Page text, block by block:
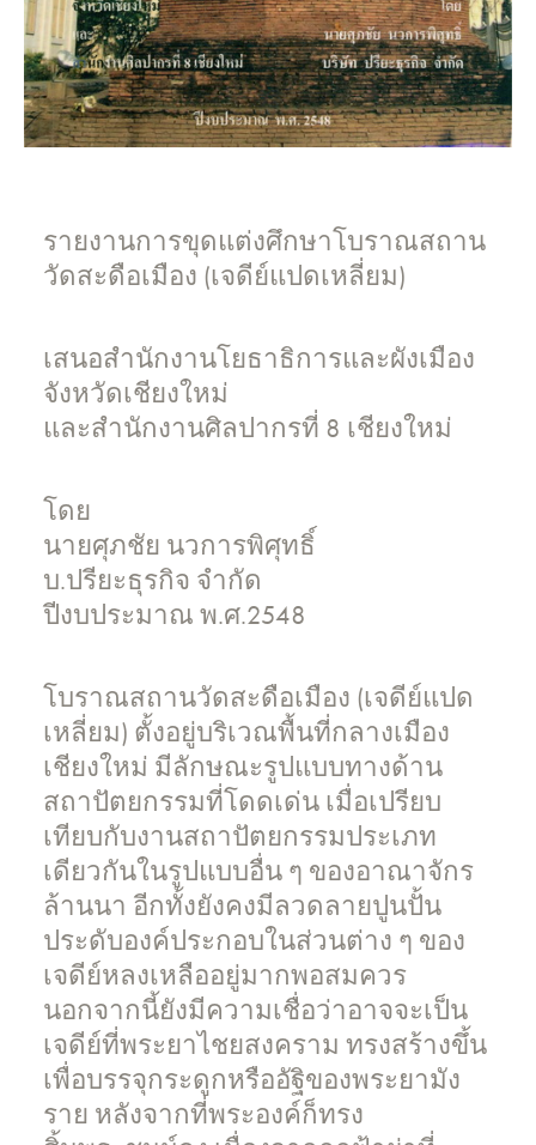
รายงานการขุดแต่งศึกษาโบราณสถาน
วัดสะดือเมือง (เจดีย์แปดเหลี่ยม)
เสนอสำนักงานโยธาธิการและผังเมือง
จังหวัดเชียงใหม่
และสำนักงานศิลปากรที่ 8 เชียงใหม่
โดย
นายศุภชัย นวการพิศุทธิ์
บ.ปรียะธุรกิจ จำกัด
ปีงบประมาณ พ.ศ.2548
โบราณสถานวัดสะดือเมือง (เจดีย์แปด
เหลี่ยม) ตั้งอยู่บริเวณพื้นที่กลางเมือง
เชียงใหม่ มีลักษณะรูปแบบทางด้าน
สถาปัตยกรรมที่โดดเด่น เมื่อเปรียบ
เทียบกับงานสถาปัตยกรรมประเภท
เดียวกันในรูปแบบอื่น ๆ ของอาณาจักร
ล้านนา อีกทั้งยังคงมีลวดลายปูนปั้น
ประดับองค์ประกอบในส่วนต่าง ๆ ของ
เจดีย์หลงเหลืออยู่มากพอสมควร
นอกจากนี้ยังมีความเชื่อว่าอาจจะเป็น
เจดีย์ที่พระยาไชยสงคราม ทรงสร้างขึ้น
เพื่อบรรจุกระดูกหรืออัฐิของพระยามัง
ราย หลังจากที่พระองค์ก็ทรง